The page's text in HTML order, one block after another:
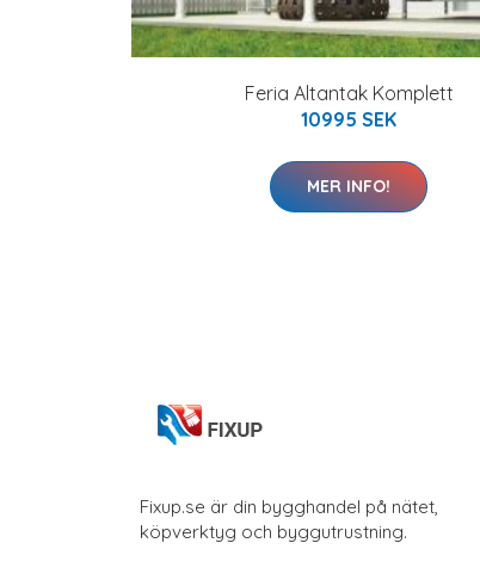
Feria Altantak Komplett
10995 SEK
MER INFO!
Fixup.se är din bygghandel på nätet,
köpverktyg och byggutrustning.